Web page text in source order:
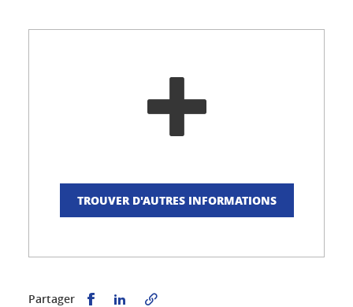
TROUVER D'AUTRES INFORMATIONS
Partager Partager sur Facebook
Partager sur LinkedIn